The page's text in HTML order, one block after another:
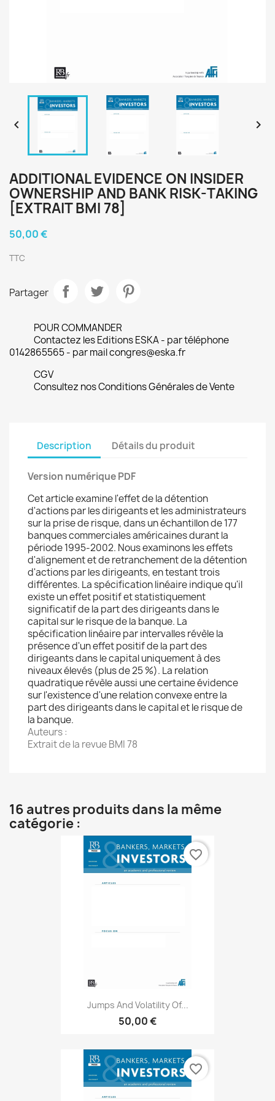
 
ADDITIONAL EVIDENCE ON INSIDER
OWNERSHIP AND BANK RISK-TAKING
[EXTRAIT BMI 78]
50,00 €
TTC
Partager
POUR COMMANDER
Contactez les Editions ESKA - par téléphone
0142865565 - par mail congres@eska.fr
CGV
Consultez nos Conditions Générales de Vente
Description Détails du produit
Version numérique PDF
Cet article examine l'effet de la détention
d'actions par les dirigeants et les administrateurs
sur la prise de risque, dans un échantillon de 177
banques commerciales américaines durant la
période 1995-2002. Nous examinons les effets
d'alignement et de retranchement de la détention
d'actions par les dirigeants, en testant trois
différentes. La spécification linéaire indique qu'il
existe un effet positif et statistiquement
significatif de la part des dirigeants dans le
capital sur le risque de la banque. La
spécification linéaire par intervalles révèle la
présence d'un effet positif de la part des
dirigeants dans le capital uniquement à des
niveaux élevés (plus de 25 %). La relation
quadratique révèle aussi une certaine évidence
sur l'existence d'une relation convexe entre la
part des dirigeants dans le capital et le risque de
la banque.
Auteurs :
Extrait de la revue BMI 78
16 autres produits dans la même
catégorie :
Jumps And Volatility Of...
50,00 €
favorite_border
favorite_border